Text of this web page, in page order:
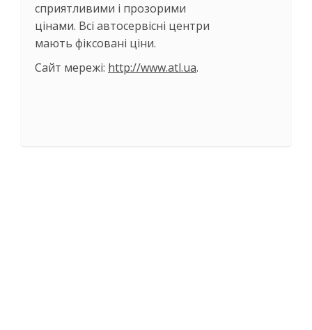
сприятливими і прозорими
цінами. Всі автосервісні центри
мають фіксовані ціни.
Сайт мережі: http://www.atl.ua.